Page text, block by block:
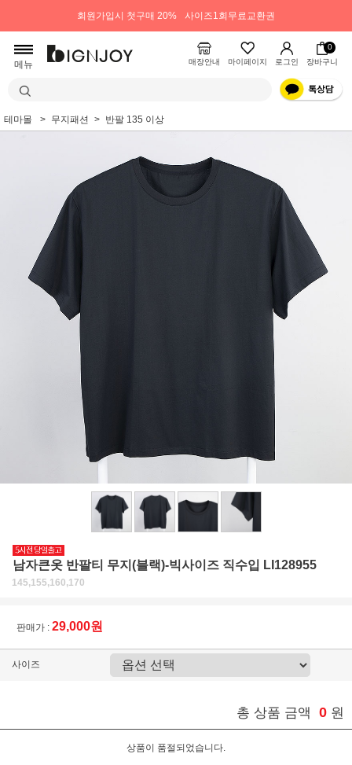
회원가입시 첫구매 20% 사이즈1회무료교환권
메뉴 매장안내 마이페이지 로그인
0
장바구니
테마몰 무지패션 반팔 135 이상
남자큰옷 반팔티 무지(블랙)-빅사이즈 직수입 LI128955
145,155,160,170
판매가 : 29,000원
사이즈
총 상품 금액 0 원
상품이 품절되었습니다.